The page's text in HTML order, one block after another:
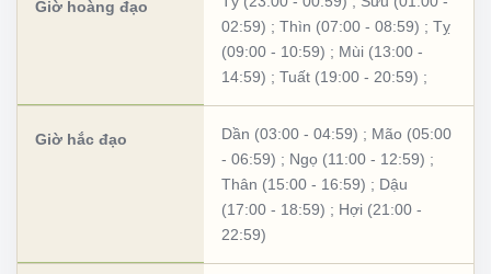
Giờ hoàng đạo
02:59) ; Thìn (07:00 - 08:59) ; Tỵ
(09:00 - 10:59) ; Mùi (13:00 -
14:59) ; Tuất (19:00 - 20:59) ;
Giờ hắc đạo Dần (03:00 - 04:59) ; Mão (05:00
- 06:59) ; Ngọ (11:00 - 12:59) ;
Thân (15:00 - 16:59) ; Dậu
(17:00 - 18:59) ; Hợi (21:00 -
22:59)